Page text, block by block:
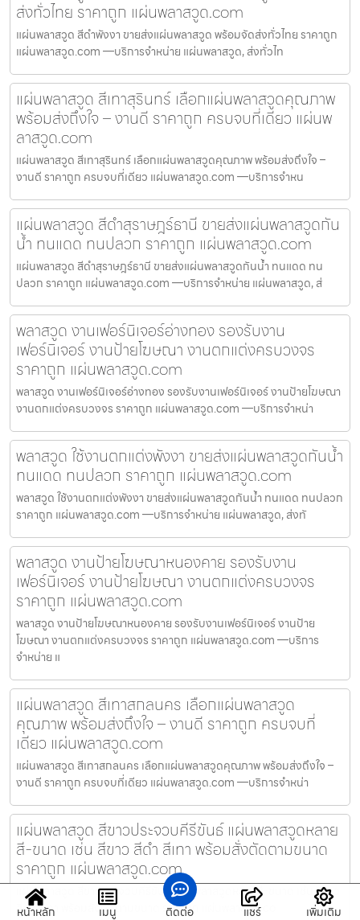
ส่งทั่วไทย ราคาถูก แผ่นพลาสวูด.com
แผ่นพลาสวูด สีดำพังงา ขายส่งแผ่นพลาสวูด พร้อมจัดส่งทั่วไทย ราคาถูก
แผ่นพลาสวูด.com —บริการจำหน่าย แผ่นพลาสวูด, ส่งทั่วไท
แผ่นพลาสวูด สีเทาสุรินทร์ เลือกแผ่นพลาสวูดคุณภาพ
พร้อมส่งถึงใจ – งานดี ราคาถูก ครบจบที่เดียว แผ่นพ
ลาสวูด.com
แผ่นพลาสวูด สีเทาสุรินทร์ เลือกแผ่นพลาสวูดคุณภาพ พร้อมส่งถึงใจ –
งานดี ราคาถูก ครบจบที่เดียว แผ่นพลาสวูด.com —บริการจำหน
แผ่นพลาสวูด สีดำสุราษฎร์ธานี ขายส่งแผ่นพลาสวูดกัน
น้ำ ทนแดด ทนปลวก ราคาถูก แผ่นพลาสวูด.com
แผ่นพลาสวูด สีดำสุราษฎร์ธานี ขายส่งแผ่นพลาสวูดกันน้ำ ทนแดด ทน
ปลวก ราคาถูก แผ่นพลาสวูด.com —บริการจำหน่าย แผ่นพลาสวูด, ส่
พลาสวูด งานเฟอร์นิเจอร์อ่างทอง รองรับงาน
เฟอร์นิเจอร์ งานป้ายโฆษณา งานตกแต่งครบวงจร
ราคาถูก แผ่นพลาสวูด.com
พลาสวูด งานเฟอร์นิเจอร์อ่างทอง รองรับงานเฟอร์นิเจอร์ งานป้ายโฆษณา
งานตกแต่งครบวงจร ราคาถูก แผ่นพลาสวูด.com —บริการจำหน่า
พลาสวูด ใช้งานตกแต่งพังงา ขายส่งแผ่นพลาสวูดกันน้ำ
ทนแดด ทนปลวก ราคาถูก แผ่นพลาสวูด.com
พลาสวูด ใช้งานตกแต่งพังงา ขายส่งแผ่นพลาสวูดกันน้ำ ทนแดด ทนปลวก
ราคาถูก แผ่นพลาสวูด.com —บริการจำหน่าย แผ่นพลาสวูด, ส่งทั
พลาสวูด งานป้ายโฆษณาหนองคาย รองรับงาน
เฟอร์นิเจอร์ งานป้ายโฆษณา งานตกแต่งครบวงจร
ราคาถูก แผ่นพลาสวูด.com
พลาสวูด งานป้ายโฆษณาหนองคาย รองรับงานเฟอร์นิเจอร์ งานป้าย
โฆษณา งานตกแต่งครบวงจร ราคาถูก แผ่นพลาสวูด.com —บริการ
จำหน่าย แ
แผ่นพลาสวูด สีเทาสกลนคร เลือกแผ่นพลาสวูด
คุณภาพ พร้อมส่งถึงใจ – งานดี ราคาถูก ครบจบที่
เดียว แผ่นพลาสวูด.com
แผ่นพลาสวูด สีเทาสกลนคร เลือกแผ่นพลาสวูดคุณภาพ พร้อมส่งถึงใจ –
งานดี ราคาถูก ครบจบที่เดียว แผ่นพลาสวูด.com —บริการจำหน่า
แผ่นพลาสวูด สีขาวประจวบคีรีขันธ์ แผ่นพลาสวูดหลาย
สี-ขนาด เช่น สีขาว สีดำ สีเทา พร้อมสั่งตัดตามขนาด
ราคาถูก แผ่นพลาสวูด.com
แผ่นพลาสวูด สีขาวประจวบคีรีขันธ์ แผ่นพลาสวูดหลายสี-ขนาด เช่น สีขาว
สีดำ สีเทา พร้อมสั่งตัดตามขนาด ราคาถูก แผ่นพลาสวูด.co
หน้าหลัก เมนู ติดต่อ แชร์ เพิ่มเติม